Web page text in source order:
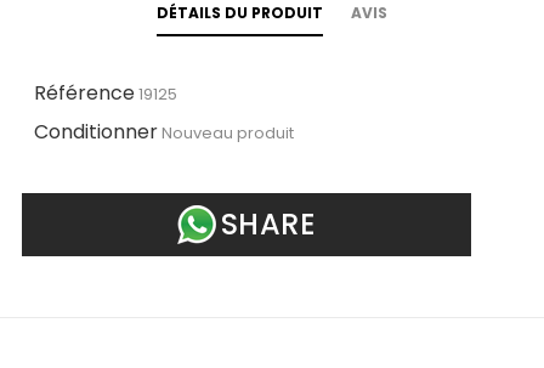
DÉTAILS DU PRODUIT AVIS
Référence19125
Conditionner Nouveau produit
SHARE